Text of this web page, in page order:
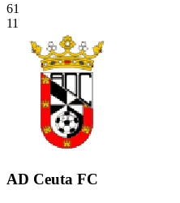
61
11
AD Ceuta FC